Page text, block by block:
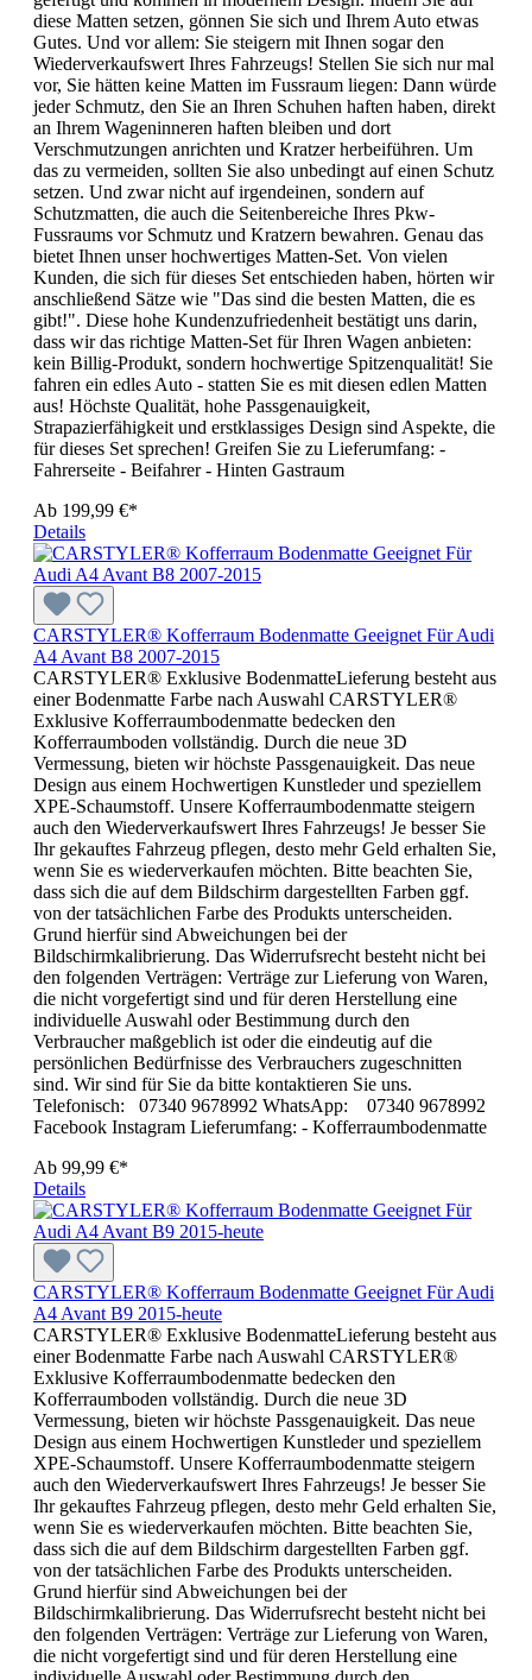
diese Matten setzen, gönnen Sie sich und Ihrem Auto etwas
Gutes. Und vor allem: Sie steigern mit Ihnen sogar den
Wiederverkaufswert Ihres Fahrzeugs! Stellen Sie sich nur mal
vor, Sie hätten keine Matten im Fussraum liegen: Dann würde
jeder Schmutz, den Sie an Ihren Schuhen haften haben, direkt
an Ihrem Wageninneren haften bleiben und dort
Verschmutzungen anrichten und Kratzer herbeiführen. Um
das zu vermeiden, sollten Sie also unbedingt auf einen Schutz
setzen. Und zwar nicht auf irgendeinen, sondern auf
Schutzmatten, die auch die Seitenbereiche Ihres Pkw-
Fussraums vor Schmutz und Kratzern bewahren. Genau das
bietet Ihnen unser hochwertiges Matten-Set. Von vielen
Kunden, die sich für dieses Set entschieden haben, hörten wir
anschließend Sätze wie "Das sind die besten Matten, die es
gibt!". Diese hohe Kundenzufriedenheit bestätigt uns darin,
dass wir das richtige Matten-Set für Ihren Wagen anbieten:
kein Billig-Produkt, sondern hochwertige Spitzenqualität! Sie
fahren ein edles Auto - statten Sie es mit diesen edlen Matten
aus! Höchste Qualität, hohe Passgenauigkeit,
Strapazierfähigkeit und erstklassiges Design sind Aspekte, die
für dieses Set sprechen! Greifen Sie zu Lieferumfang: -
Fahrerseite - Beifahrer - Hinten Gastraum
Ab 199,99 €*
Details
CARSTYLER® Kofferraum Bodenmatte Geeignet Für Audi
A4 Avant B8 2007-2015
CARSTYLER® Exklusive BodenmatteLieferung besteht aus
einer Bodenmatte Farbe nach Auswahl CARSTYLER®
Exklusive Kofferraumbodenmatte bedecken den
Kofferraumboden vollständig. Durch die neue 3D
Vermessung, bieten wir höchste Passgenauigkeit. Das neue
Design aus einem Hochwertigen Kunstleder und speziellem
XPE-Schaumstoff. Unsere Kofferraumbodenmatte steigern
auch den Wiederverkaufswert Ihres Fahrzeugs! Je besser Sie
Ihr gekauftes Fahrzeug pflegen, desto mehr Geld erhalten Sie,
wenn Sie es wiederverkaufen möchten. Bitte beachten Sie,
dass sich die auf dem Bildschirm dargestellten Farben ggf.
von der tatsächlichen Farbe des Produkts unterscheiden.
Grund hierfür sind Abweichungen bei der
Bildschirmkalibrierung. Das Widerrufsrecht besteht nicht bei
den folgenden Verträgen: Verträge zur Lieferung von Waren,
die nicht vorgefertigt sind und für deren Herstellung eine
individuelle Auswahl oder Bestimmung durch den
Verbraucher maßgeblich ist oder die eindeutig auf die
persönlichen Bedürfnisse des Verbrauchers zugeschnitten
sind. Wir sind für Sie da bitte kontaktieren Sie uns.
Telefonisch: 07340 9678992 WhatsApp: 07340 9678992
Facebook Instagram Lieferumfang: - Kofferraumbodenmatte
Ab 99,99 €*
Details
CARSTYLER® Kofferraum Bodenmatte Geeignet Für Audi
A4 Avant B9 2015-heute
CARSTYLER® Exklusive BodenmatteLieferung besteht aus
einer Bodenmatte Farbe nach Auswahl CARSTYLER®
Exklusive Kofferraumbodenmatte bedecken den
Kofferraumboden vollständig. Durch die neue 3D
Vermessung, bieten wir höchste Passgenauigkeit. Das neue
Design aus einem Hochwertigen Kunstleder und speziellem
XPE-Schaumstoff. Unsere Kofferraumbodenmatte steigern
auch den Wiederverkaufswert Ihres Fahrzeugs! Je besser Sie
Ihr gekauftes Fahrzeug pflegen, desto mehr Geld erhalten Sie,
wenn Sie es wiederverkaufen möchten. Bitte beachten Sie,
dass sich die auf dem Bildschirm dargestellten Farben ggf.
von der tatsächlichen Farbe des Produkts unterscheiden.
Grund hierfür sind Abweichungen bei der
Bildschirmkalibrierung. Das Widerrufsrecht besteht nicht bei
den folgenden Verträgen: Verträge zur Lieferung von Waren,
die nicht vorgefertigt sind und für deren Herstellung eine